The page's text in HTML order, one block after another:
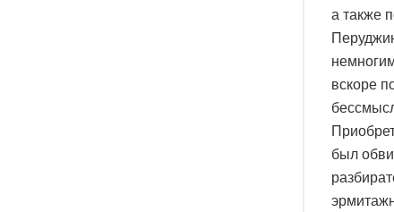
а также
вскоре
был